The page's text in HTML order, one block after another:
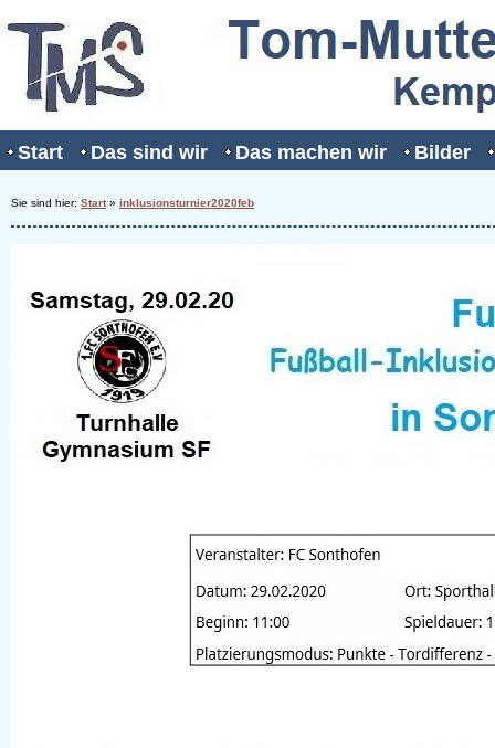
Start Das sind wir Das machen wir Bilder
Sie sind hier: Start» inklusionsturnier2020feb